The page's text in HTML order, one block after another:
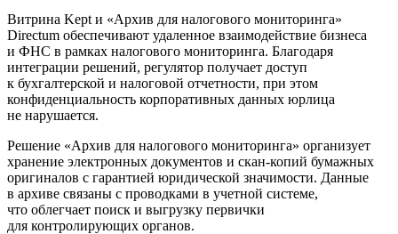
Витрина Kept и «Архив для налогового мониторинга»
Directum обеспечивают удаленное взаимодействие бизнеса
и ФНС в рамках налогового мониторинга. Благодаря
интеграции решений, регулятор получает доступ
к бухгалтерской и налоговой отчетности, при этом
конфиденциальность корпоративных данных юрлица
не нарушается.
Решение «Архив для налогового мониторинга» организует
хранение электронных документов и скан-копий бумажных
оригиналов с гарантией юридической значимости. Данные
в архиве связаны с проводками в учетной системе,
что облегчает поиск и выгрузку первички
для контролирующих органов.